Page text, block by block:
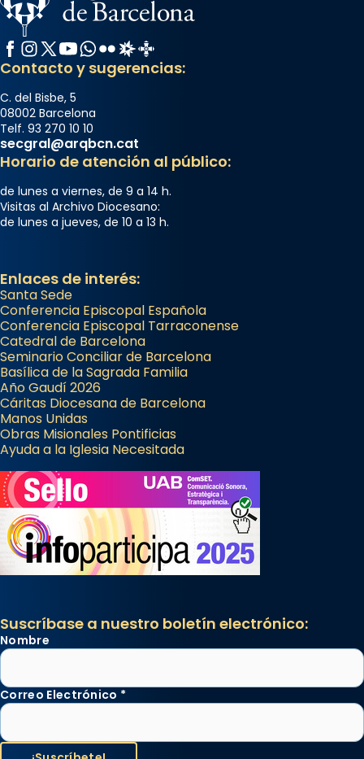
Facebook
Instagram
X / Twitter
YouTube
WhatsApp
FlickrRadio Estel
Catalunya Cristiana
Contacto y sugerencias:
C. del Bisbe, 5
08002 Barcelona
Telf. 93 270 10 10
secgral@arqbcn.cat
Horario de atención al público:
de lunes a viernes, de 9 a 14 h.
Visitas al Archivo Diocesano:
de lunes a jueves, de 10 a 13 h.
Enlaces de interés:
Santa Sede
Conferencia Episcopal Española
Conferencia Episcopal Tarraconense
Catedral de Barcelona
Seminario Conciliar de Barcelona
Basílica de la Sagrada Familia
Año Gaudí 2026
Cáritas Diocesana de Barcelona
Manos Unidas
Obras Misionales Pontificias
Ayuda a la Iglesia Necesitada
Suscríbase a nuestro boletín electrónico:
Nombre
Correo Electrónico *